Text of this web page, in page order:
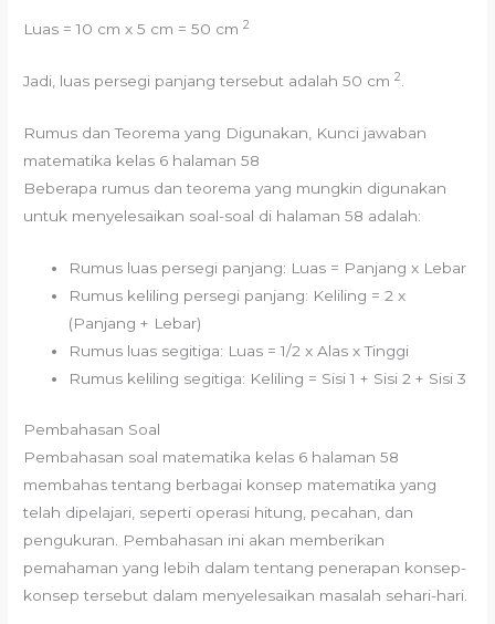
Luas = 10 cm x 5 cm = 50 cm2
Jadi, luas persegi panjang tersebut adalah 50 cm2.
Rumus dan Teorema yang Digunakan, Kunci jawaban
matematika kelas 6 halaman 58
Beberapa rumus dan teorema yang mungkin digunakan
untuk menyelesaikan soal-soal di halaman 58 adalah:
Rumus luas persegi panjang: Luas = Panjang x Lebar
Rumus keliling persegi panjang: Keliling = 2 x
(Panjang + Lebar)
Rumus luas segitiga: Luas = 1/2 x Alas x Tinggi
Rumus keliling segitiga: Keliling = Sisi 1 + Sisi 2 + Sisi 3
Pembahasan Soal
Pembahasan soal matematika kelas 6 halaman 58
membahas tentang berbagai konsep matematika yang
telah dipelajari, seperti operasi hitung, pecahan, dan
pengukuran. Pembahasan ini akan memberikan
pemahaman yang lebih dalam tentang penerapan konsep-
konsep tersebut dalam menyelesaikan masalah sehari-hari.